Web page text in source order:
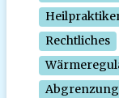
Rechtliches
Abgrenzung